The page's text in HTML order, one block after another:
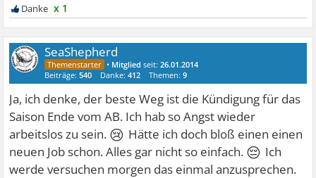
x 1
SeaShepherd
• Mitglied seit:26.01.2014
Beiträge:540 Danke:412 Themen:9
Ja, ich denke, der beste Weg ist die Kündigung für das
Saison Ende vom AB. Ich hab so Angst wieder
arbeitslos zu sein. 😢 Hätte ich doch bloß einen einen
neuen Job schon. Alles gar nicht so einfach. 😔 Ich
werde versuchen morgen das einmal anzusprechen.